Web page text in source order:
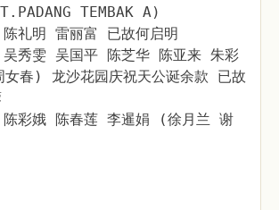
TEMBAK A)
礼明 雷丽富 已故何启明
秀雯 吴国平 陈芝华 陈亚来 朱彩
春) 龙沙花园庆祝天公诞余款 已故
陈彩娥 陈春莲 李暹娟 (徐月兰 谢